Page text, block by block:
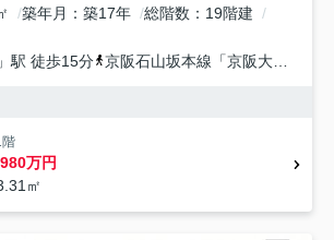
築年月 築17年 総階数
19階建
」駅 徒歩15分 京阪石山坂本線 「京阪大津京
階
万円
㎡